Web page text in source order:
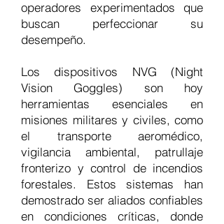
operadores experimentados que
buscan perfeccionar su
desempeño.
Los dispositivos NVG (Night
Vision Goggles) son hoy
herramientas esenciales en
misiones militares y civiles, como
el transporte aeromédico,
vigilancia ambiental, patrullaje
fronterizo y control de incendios
forestales. Estos sistemas han
demostrado ser aliados confiables
en condiciones críticas, donde